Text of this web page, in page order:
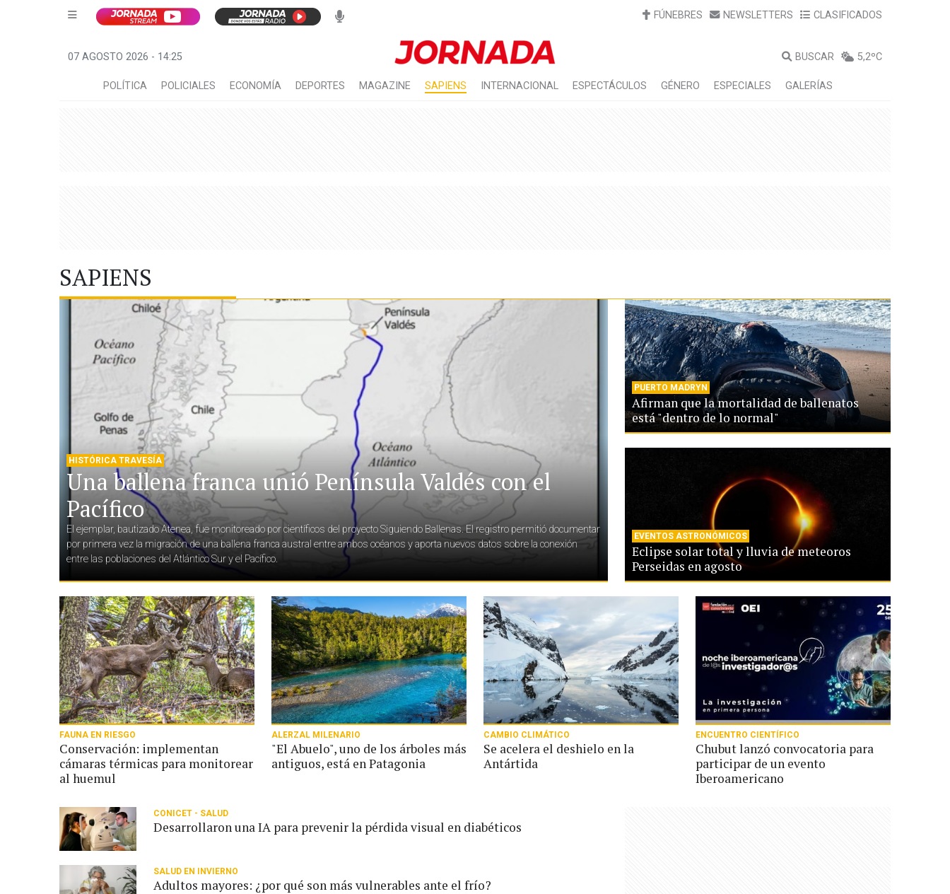
FÚNEBRES NEWSLETTERS CLASIFICADOS
07 AGOSTO 2026 - 14:25 BUSCAR 5,2ºC
POLÍTICA POLICIALES ECONOMÍA DEPORTES MAGAZINE SAPIENS INTERNACIONAL ESPECTÁCULOS GÉNERO ESPECIALES GALERÍAS
SAPIENS
HISTÓRICA TRAVESÍA
Una ballena franca unió Península Valdés con el
Pacífico
El ejemplar, bautizado Atenea, fue monitoreado por científicos del proyecto Siguiendo Ballenas. El registro permitió documentar
por primera vez la migración de una ballena franca austral entre ambos océanos y aporta nuevos datos sobre la conexión
entre las poblaciones del Atlántico Sur y el Pacífico.
PUERTO MADRYN
Afirman que la mortalidad de ballenatos
está "dentro de lo normal"
EVENTOS ASTRONÓMICOS
Eclipse solar total y lluvia de meteoros
Perseidas en agosto
FAUNA EN RIESGO
Conservación: implementan
cámaras térmicas para monitorear
al huemul
ALERZAL MILENARIO
"El Abuelo", uno de los árboles más
antiguos, está en Patagonia
CAMBIO CLIMÁTICO
Se acelera el deshielo en la
Antártida
ENCUENTRO CIENTÍFICO
Chubut lanzó convocatoria para
participar de un evento
Iberoamericano
CONICET - SALUD
Desarrollaron una IA para prevenir la pérdida visual en diabéticos
SALUD EN INVIERNO
Adultos mayores: ¿por qué son más vulnerables ante el frío?